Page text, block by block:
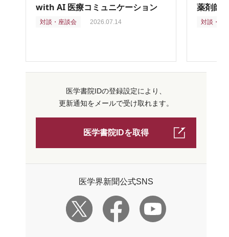
with AI 医療コミュニケーション
対談・座談会 2026.07.14
薬剤師
対談・座
医学書院IDの登録設定により、
更新通知をメールで受け取れます。
医学書院IDを取得
医学界新聞公式SNS